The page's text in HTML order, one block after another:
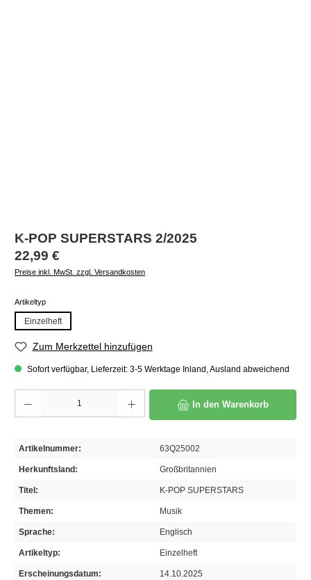
K-POP SUPERSTARS 2/2025
Regulärer Preis:
22,99 €
Preise inkl. MwSt. zzgl. Versandkosten
Artikeltypauswählen
Einzelheft
Zum Merkzettel hinzufügen
Sofort verfügbar, Lieferzeit: 3-5 Werktage Inland, Ausland abweichend
In den Warenkorb
Artikelnummer: 63Q25002
Herkunftsland: Großbritannien
Titel: K-POP SUPERSTARS
Themen: Musik
Sprache: Englisch
Artikeltyp: Einzelheft
Erscheinungsdatum: 14.10.2025